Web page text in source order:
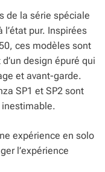
de la série spéciale
l’état pur. Inspirées
ces modèles sont
design épuré qui
et avant-garde.
SP1 et SP2 sont
inestimable.
expérience en solo
l’expérience